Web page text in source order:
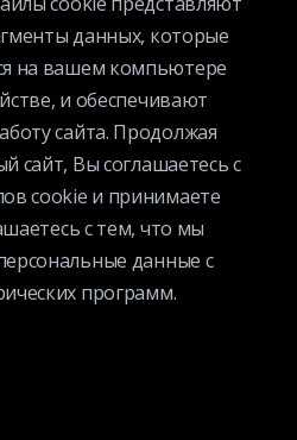
информация
Услуги
библиотеки
данных, которые
и обеспечивают
Продолжая
сайт, Вы соглашаетесь с
использованием файлов cookie и принимаете
данные с
программ.